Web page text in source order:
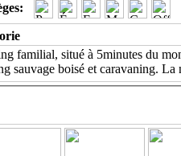
familial, situé à 5minutes du
sauvage boisé et caravaning. La